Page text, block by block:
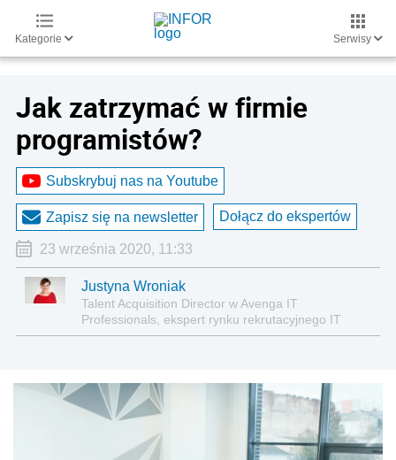
Kategorie Serwisy
Jak zatrzymać w firmie
programistów?
Subskrybuj nas na Youtube
Zapisz się na newsletter Dołącz do ekspertów
23 września 2020, 11:33
Justyna Wroniak
Talent Acquisition Director w Avenga IT
Professionals, ekspert rynku rekrutacyjnego IT